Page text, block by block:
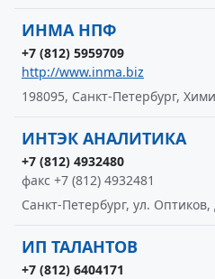
ИНМА НПФ
+7 (812) 5959709
http://www.inma.biz
198095, Санкт-Петербург,
ИНТЭК АНАЛИТИКА
+7 (812) 4932480
факс +7 (812) 4932481
Санкт-Петербург, ул. Оптиков,
ИП ТАЛАНТОВ
+7 (812) 6404171